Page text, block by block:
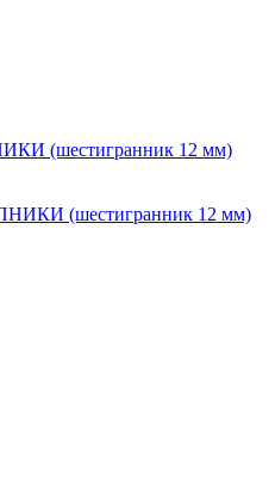
(шестигранник 12 мм)